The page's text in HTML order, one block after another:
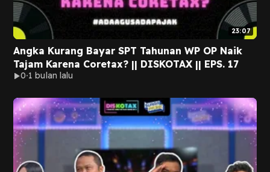
23:07
Angka Kurang Bayar SPT Tahunan WP OP Naik
Tajam Karena Coretax? || DISKOTAX || EPS. 17
0 1 bulan lalu